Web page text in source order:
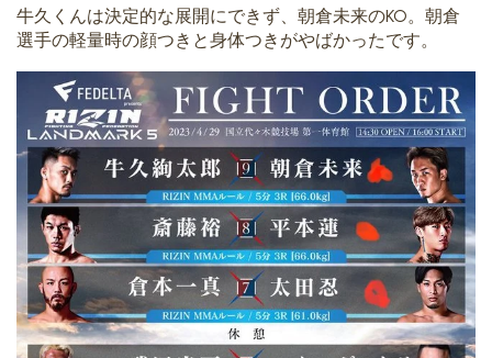
牛久くんは決定的な展開にできず、朝倉未来のKO。朝倉
選手の軽量時の顔つきと身体つきがやばかったです。